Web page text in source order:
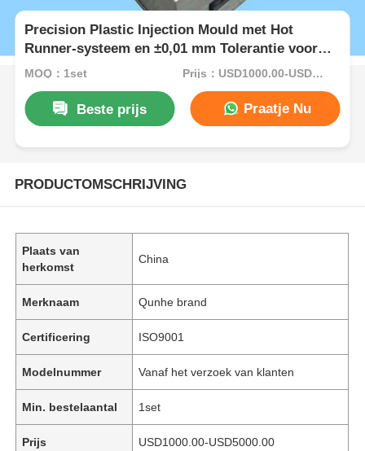
Precision Plastic Injection Mould met Hot
Runner-systeem en ±0,01 mm Tolerantie voor
huishoudelijke apparaten
MOQ：1set Prijs：USD1000.00-USD5000.00
Beste prijs Praatje Nu
PRODUCTOMSCHRIJVING
Plaats van
herkomst
China
Merknaam Qunhe brand
Certificering ISO9001
Modelnummer Vanaf het verzoek van klanten
Min. bestelaantal 1set
Prijs USD1000.00-USD5000.00